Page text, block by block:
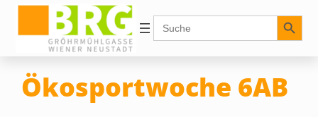
Inhalt
springen
Search
for:
Search Button
Ökosportwoche 6AB